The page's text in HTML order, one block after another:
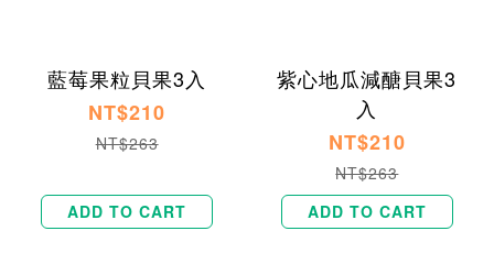
藍莓果粒貝果3入
NT$210
NT$263
ADD TO CART
紫心地瓜減醣貝果3
入
NT$210
NT$263
ADD TO CART